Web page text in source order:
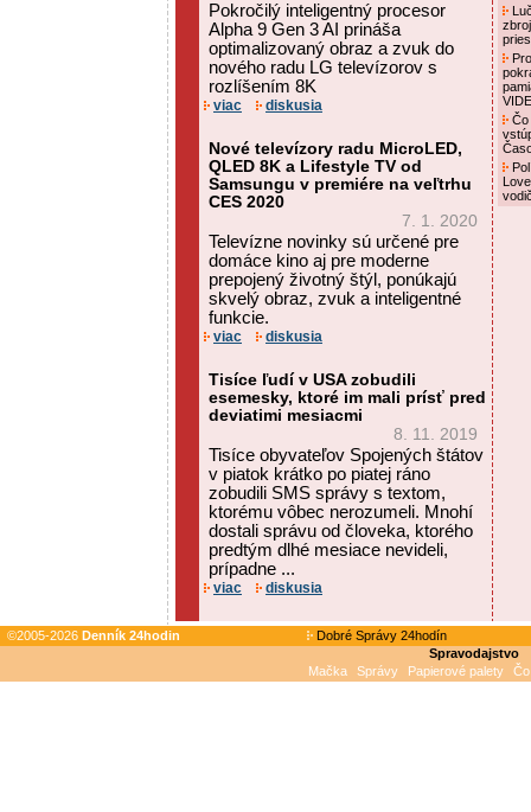
Pokročilý inteligentný procesor
Alpha 9 Gen 3 AI prináša
optimalizovaný obraz a zvuk do
nového radu LG televízorov s
rozlíšením 8K
viac diskusia
Nové televízory radu MicroLED,
QLED 8K a Lifestyle TV od
Samsungu v premiére na veľtrhu
CES 2020
7. 1. 2020
Televízne novinky sú určené pre
domáce kino aj pre moderne
prepojený životný štýl, ponúkajú
skvelý obraz, zvuk a inteligentné
funkcie.
viac diskusia
Tisíce ľudí v USA zobudili
esemesky, ktoré im mali prísť pred
deviatimi mesiacmi
8. 11. 2019
Tisíce obyvateľov Spojených štátov
v piatok krátko po piatej ráno
zobudili SMS správy s textom,
ktorému vôbec nerozumeli. Mnohí
dostali správu od človeka, ktorého
predtým dlhé mesiace nevideli,
prípadne ...
viac diskusia
Čo
©2005-2026 Denník 24hodin
Dobré Správy 24hodín
Spravodajstvo
Mačka
Správy Papierové palety